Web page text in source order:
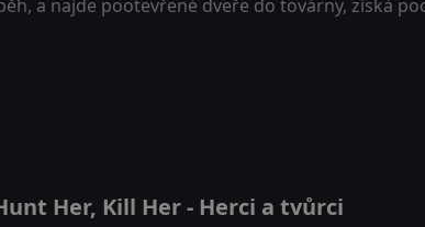
a najde pootevřené dveře do továrny, získá
Her, Kill Her - Herci a tvůrci